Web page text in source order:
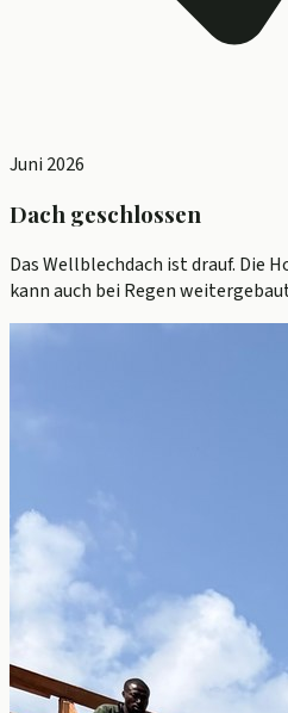
Juni 2026
Dach geschlossen
Das Wellblechdach ist drauf. Die
kann auch bei Regen